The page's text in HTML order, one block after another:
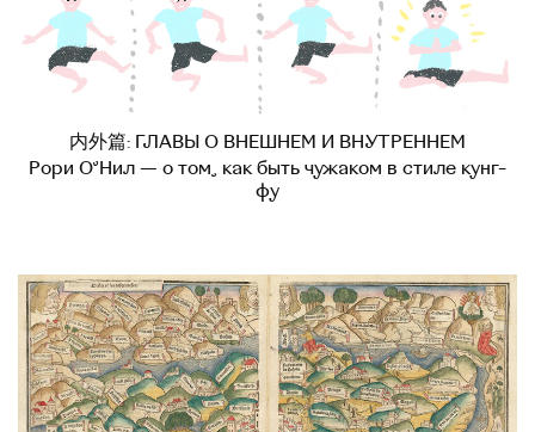
内外篇: ГЛАВЫ О ВНЕШНЕМ И ВНУТРЕННЕМ
Рори О’Нил — о том, как быть чужаком в стиле кунг-
фу